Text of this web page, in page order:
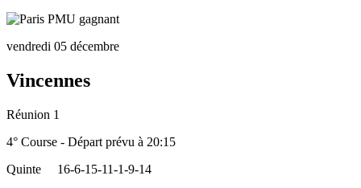
vendredi 05 décembre
Vincennes
Réunion 1
4° Course - Départ prévu à 20:15
Quinte
16-6-15-11-1-9-14